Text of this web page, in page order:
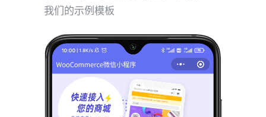
我们的示例模板